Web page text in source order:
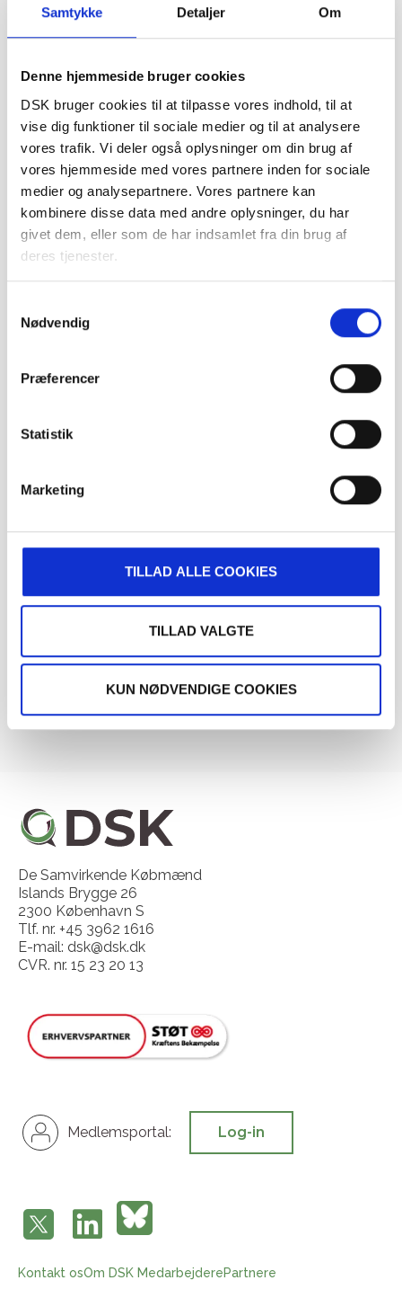
Samtykke Detaljer Om
Denne hjemmeside bruger cookies
DSK bruger cookies til at tilpasse vores indhold, til at
vise dig funktioner til sociale medier og til at analysere
vores trafik. Vi deler også oplysninger om din brug af
vores hjemmeside med vores partnere inden for sociale
medier og analysepartnere. Vores partnere kan
kombinere disse data med andre oplysninger, du har
givet dem, eller som de har indsamlet fra din brug af
deres tjenester.
enhver tid tilbagekalde dit samtykke. Du kan læse mere
om brugen af cookies her og læse om vores behandling
Nødvendig
Præferencer
Statistik
Marketing
TILLAD ALLE COOKIES
TILLAD VALGTE
KUN NØDVENDIGE COOKIES
Søg
SØG
Seneste indlæg
Den første fritidsjobsommer uden skat på de unges
Købmænd opgiver at anmelde butikstyverier: “Det kan
Købmænd: Det kan langt fra altid betale sig at
anmelde butikstyverier
Høringssvar vedrørende udkast til bekendtgørelse om
udvidet producentansvar for visse
engangsplastprodukter
Seneste kommentarer
Der er ingen kommentarer at vise.
De Samvirkende Købmænd
Islands Brygge 26
2300 København S
Tlf. nr. +45 3962 1616
E-mail: dsk@dsk.dk
CVR. nr. 15 23 20 13
Medlemsportal: Log-in
Kontakt osOm DSK MedarbejderePartnere